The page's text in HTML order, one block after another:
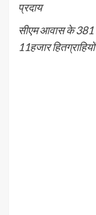
प्रदाय
सीएम आवास के 381
11हजार